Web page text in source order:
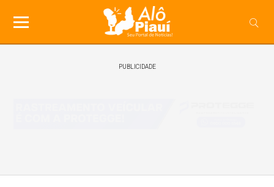
PUBLICIDADE